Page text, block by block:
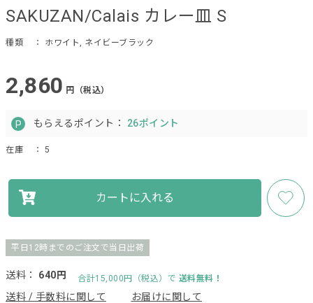
SAKUZAN/Calais カレー皿 S
種類 ： ホワイト, ネイビーブラック
2,860 円（税込）
もらえるポイント： 26ポイント
在庫 ： 5
カートに入れる
平日12時までのご注文で当日出荷
送料： 640円 合計15,000円（税込）で 送料無料！
送料 / 手数料に関して お届けに関して